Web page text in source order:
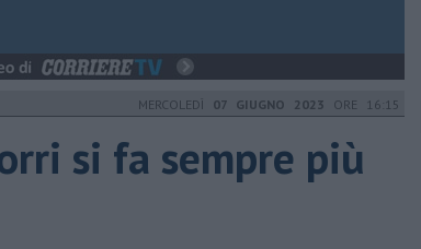
MERCOLEDÌ 07 GIUGNO 2023 ORE 16:15
si fa sempre più